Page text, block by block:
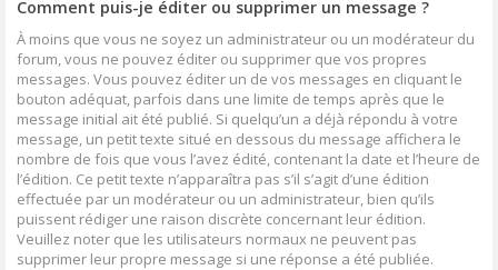
Comment puis-je éditer ou supprimer un message ?
À moins que vous ne soyez un administrateur ou un modérateur du
forum, vous ne pouvez éditer ou supprimer que vos propres
messages. Vous pouvez éditer un de vos messages en cliquant le
bouton adéquat, parfois dans une limite de temps après que le
message initial ait été publié. Si quelqu’un a déjà répondu à votre
message, un petit texte situé en dessous du message affichera le
nombre de fois que vous l’avez édité, contenant la date et l’heure de
l’édition. Ce petit texte n’apparaîtra pas s’il s’agit d’une édition
effectuée par un modérateur ou un administrateur, bien qu’ils
puissent rédiger une raison discrète concernant leur édition.
Veuillez noter que les utilisateurs normaux ne peuvent pas
supprimer leur propre message si une réponse a été publiée.